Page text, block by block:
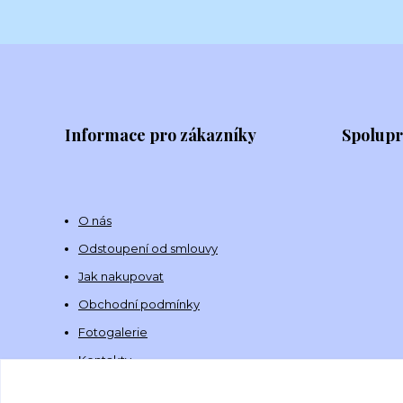
Informace pro zákazníky
O nás
Odstoupení od smlouvy
Jak nakupovat
Obchodní podmínky
Fotogalerie
Kontakty